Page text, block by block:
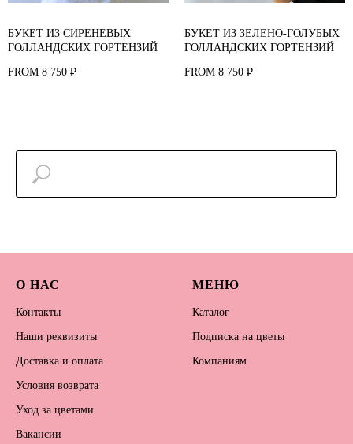
БУКЕТ ИЗ СИРЕНЕВЫХ
ГОЛЛАНДСКИХ ГОРТЕНЗИЙ
FROM 8 750 ₽
БУКЕТ ИЗ ЗЕЛЕНО-ГОЛУБЫХ
ГОЛЛАНДСКИХ ГОРТЕНЗИЙ
FROM 8 750 ₽
О НАС
Контакты
Наши реквизиты
Доставка и оплата
Условия возврата
Уход за цветами
Вакансии
МЕНЮ
Каталог
Подписка на цветы
Компаниям